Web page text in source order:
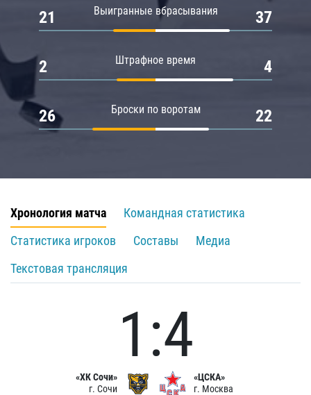
Выигранные вбрасывания
21 37
Штрафное время
2 4
Броски по воротам
26 22
Хронология матча
Командная статистика
Статистика игроков
Составы
Медиа
Текстовая трансляция
«ХК Сочи»
г. Сочи
1:4
«ЦСКА»
г. Москва